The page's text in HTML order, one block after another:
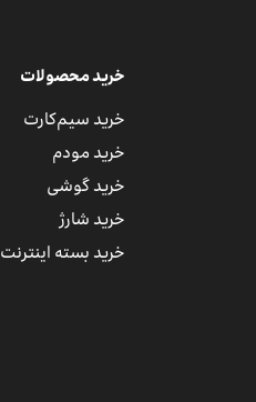
خرید محصولات
خرید سیم‌کارت
خرید مودم
خرید گوشی
خرید شارژ
خرید بسته اینترنت